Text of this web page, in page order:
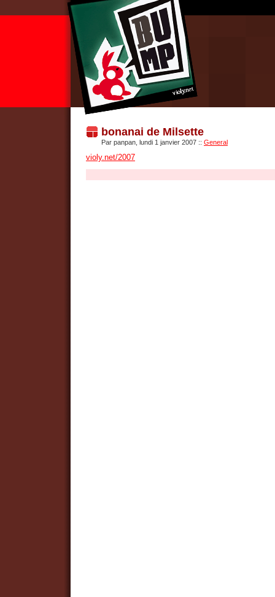
bonanai de Milsette
Par panpan, lundi 1 janvier 2007 :: General
violy.net/2007